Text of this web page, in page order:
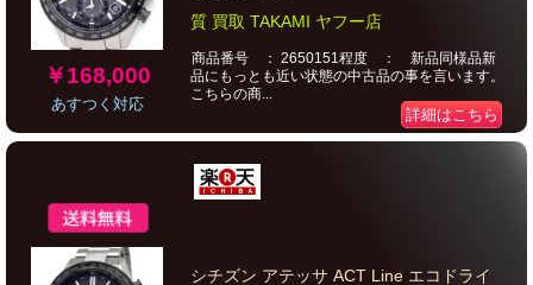
￥168,000
あすつく対応
質 買取 TAKAMI ヤフー店
商品番号 ： 2650151程度 ： 新品同様品新
品にもっとも近い状態の中古品の事を言います。
こちらの商...
詳細はこちら
シチズン アテッサ ACT Line エコドライ